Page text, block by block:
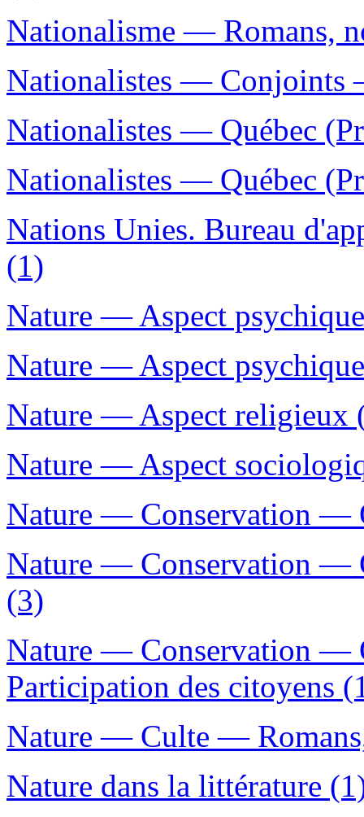
Nationalisme — Romans,
Nationalistes — Conjoints
Nationalistes — Québec
Nationalistes — Québec
Nations Unies. Bureau
(1)
Nature — Aspect
Nature — Aspect
Nature — Aspect religieux
Nature — Aspect
Nature — Conservation —
Nature — Conservation —
(3)
Nature — Conservation —
Participation des citoyens
Nature — Culte —
Nature dans la littérature